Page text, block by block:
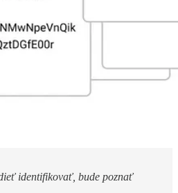
identifikovať, bude poznať